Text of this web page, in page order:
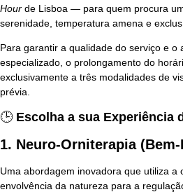
Hour de Lisboa — para quem procura
serenidade, temperatura amena e
Para garantir a qualidade do serviço e o
especializado, o prolongamento do
exclusivamente a três modalidades de
prévia.
🕒Escolha a sua Experiência
1. Neuro-Orniterapia
Uma abordagem inovadora que utiliza a
envolvência da natureza para a